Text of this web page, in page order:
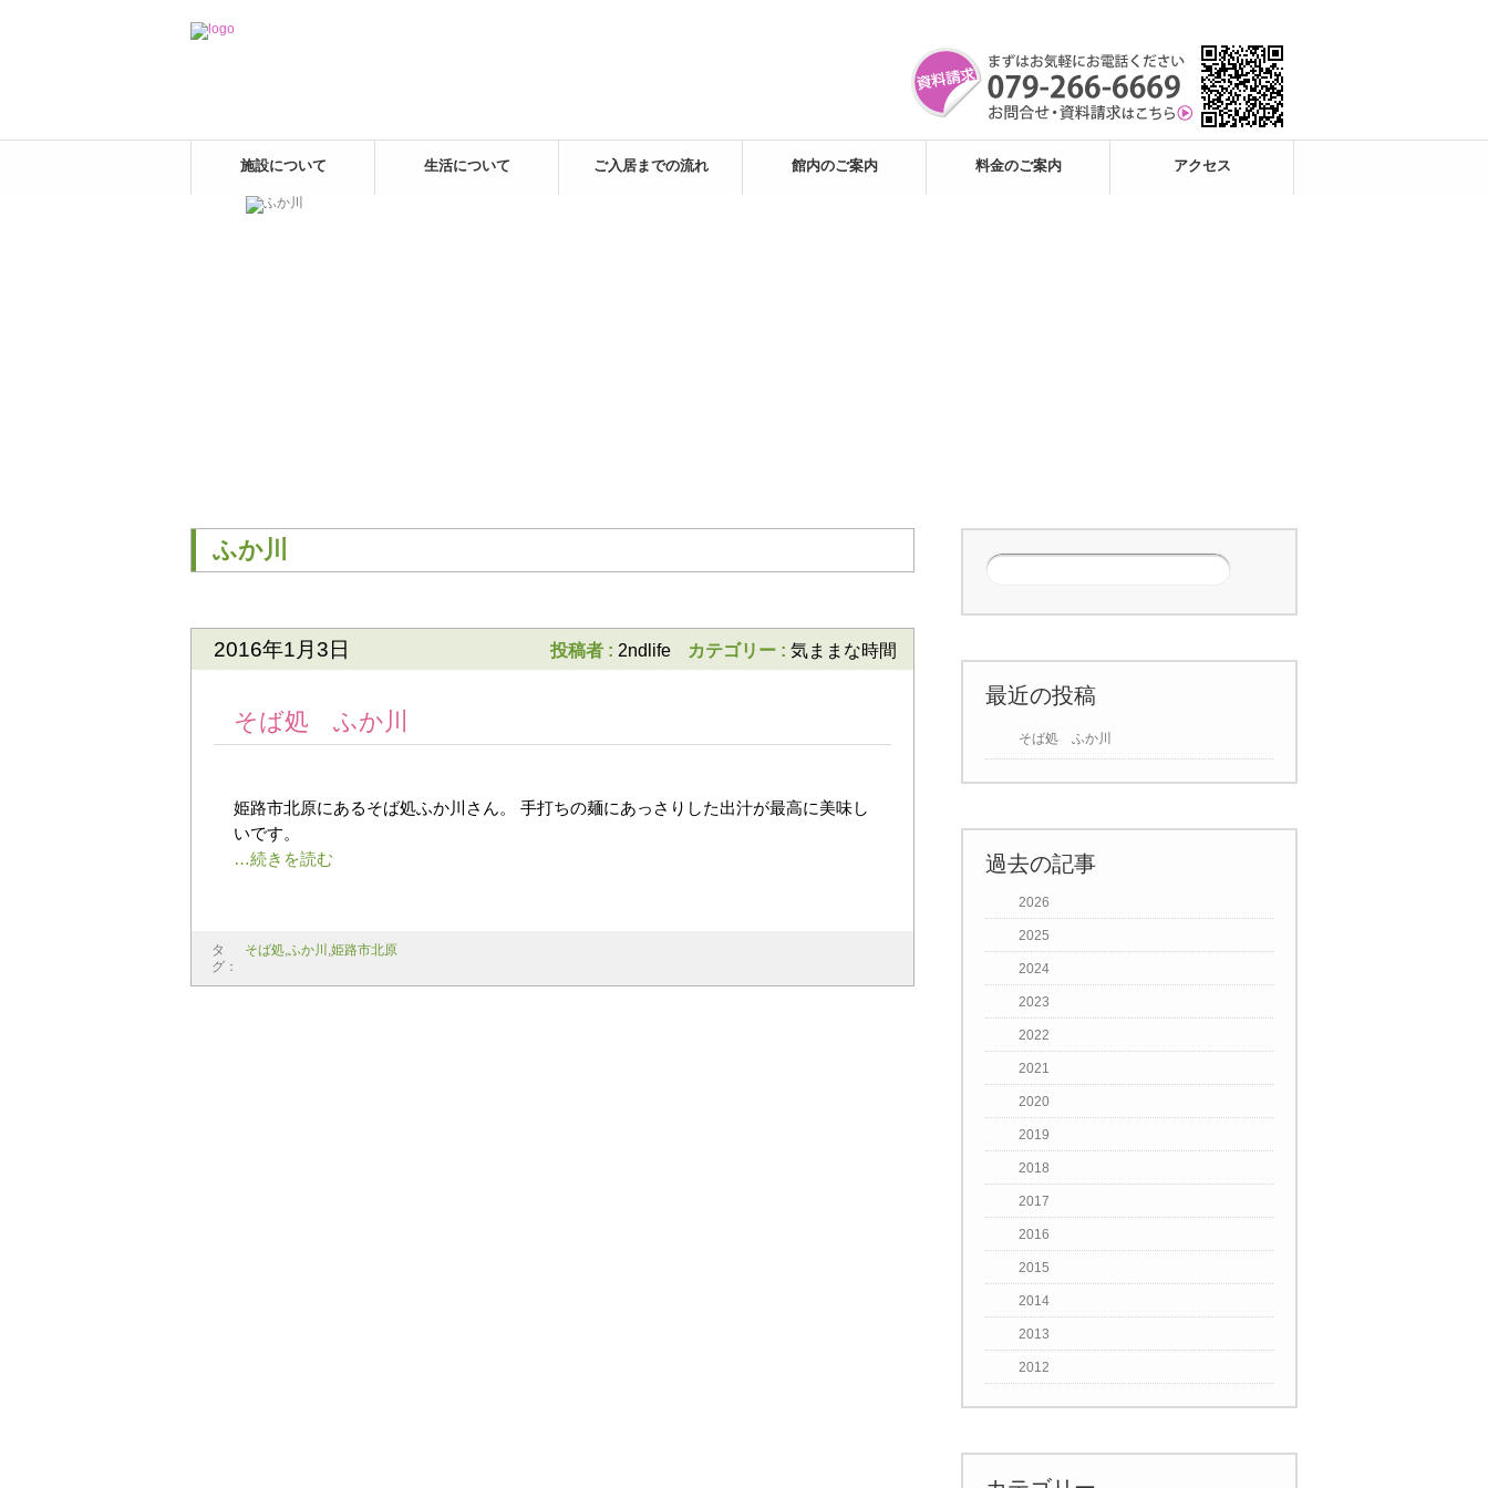
施設について 生活について ご入居までの流れ 館内のご案内 料金のご案内 アクセス
ふか川
2016年1月3日 投稿者 : 2ndlife カテゴリー : 気ままな時間
そば処 ふか川
姫路市北原にあるそば処ふか川さん。 手打ちの麺にあっさりした出汁が最高に美味し
いです。
タ
グ：
そば処,ふか川 ,姫路市北原
最近の投稿
そば処 ふか川
過去の記事
2026
2025
2024
2023
2022
2021
2020
2019
2018
2017
2016
2015
2014
2013
2012